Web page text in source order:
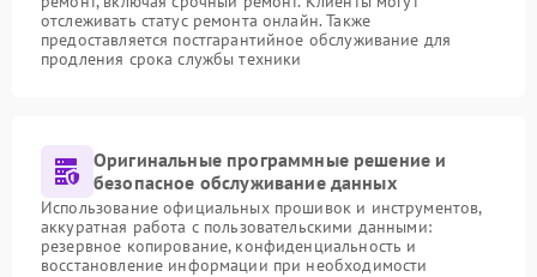
отслеживать статус ремонта онлайн. Также
предоставляется постгарантийное обслуживание для
продления срока службы техники
Оригинальные программные решение и
безопасное обслуживание данных
Использование официальных прошивок и инструментов,
аккуратная работа с пользовательскими данными:
резервное копирование, конфиденциальность и
восстановление информации при необходимости